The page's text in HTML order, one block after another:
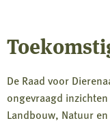
De Raad voor
ongevraagd
Landbouw, Natuur